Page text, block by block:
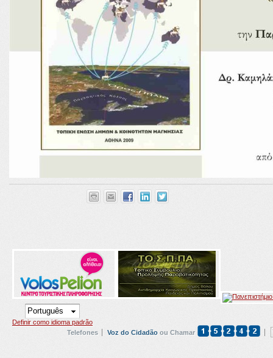
Definir como idioma padrão
Telefones
Voz do Cidadão ou Chamar